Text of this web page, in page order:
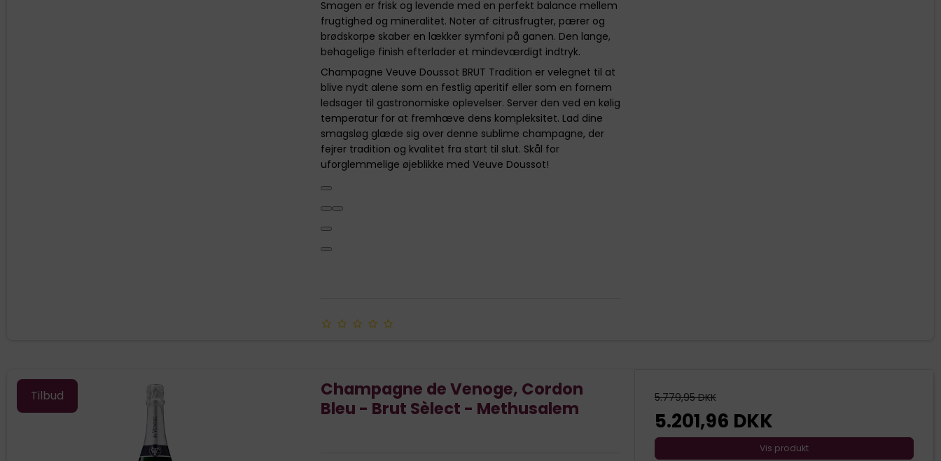
Smagen er frisk og levende med en perfekt balance mellem
frugtighed og mineralitet. Noter af citrusfrugter, pærer og
brødskorpe skaber en lækker symfoni på ganen. Den lange,
behagelige finish efterlader et mindeværdigt indtryk.
Champagne Veuve Doussot BRUT Tradition er velegnet til at
blive nydt alene som en festlig aperitif eller som en fornem
ledsager til gastronomiske oplevelser. Server den ved en kølig
temperatur for at fremhæve dens kompleksitet. Lad dine
smagsløg glæde sig over denne sublime champagne, der
fejrer tradition og kvalitet fra start til slut. Skål for
uforglemmelige øjeblikke med Veuve Doussot!
Tilbud
Champagne de Venoge, Cordon
Bleu - Brut Sèlect - Methusalem
5.779,95 DKK
5.201,96 DKK
Vis produkt